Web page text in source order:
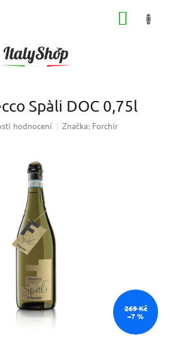
Spàli DOC 0,75l
hodnocení Značka: Forchir
269 Kč
–7 %